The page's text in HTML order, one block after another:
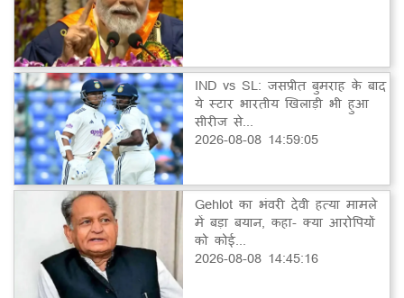
IND vs SL: जसप्रीत बुमराह के बाद
ये स्टार भारतीय खिलाड़ी भी हुआ
सीरीज से...
2026-08-08 14:59:05
Gehlot का भंवरी देवी हत्या मामले
में बड़ा बयान, कहा- क्या आरोपियों
को कोई...
2026-08-08 14:45:16